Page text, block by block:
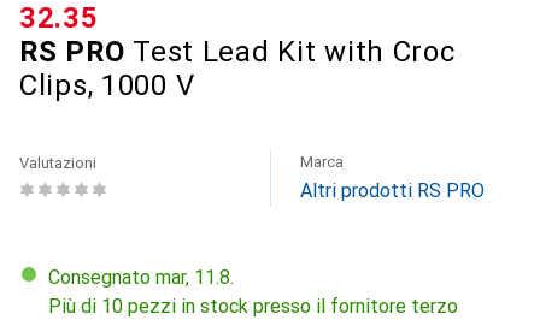
RS PRO Test Lead Kit with Croc
Clips, 1000 V
CHF
32.35
Valutazioni Marca
Altri prodotti RS PRO
Consegnato mar, 11.8.
Più di 10 pezzi in stock presso il fornitore terzo